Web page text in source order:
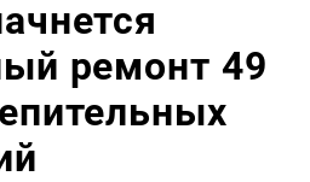
ремонт 49